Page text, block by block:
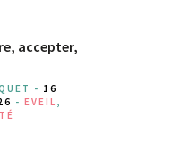
accepter,
- 16
- EVEIL ,